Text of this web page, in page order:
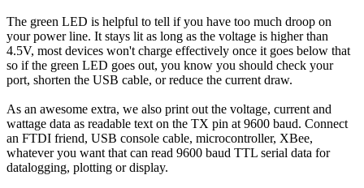
The green LED is helpful to tell if you have too much droop on
your power line. It stays lit as long as the voltage is higher than
4.5V, most devices won't charge effectively once it goes below that
so if the green LED goes out, you know you should check your
port, shorten the USB cable, or reduce the current draw.
As an awesome extra, we also print out the voltage, current and
wattage data as readable text on the TX pin at 9600 baud. Connect
an FTDI friend, USB console cable, microcontroller, XBee,
whatever you want that can read 9600 baud TTL serial data for
datalogging, plotting or display.